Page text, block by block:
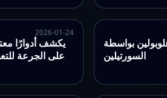
2026-01-24
على الجرعة
بواسطة
السورتيلين